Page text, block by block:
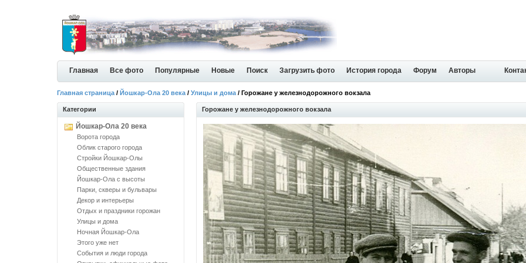
Главная Все фото Популярные Новые Поиск Загрузить фото История города Форум Авторы
Главная страница / Йошкар-Ола 20 века / Улицы и дома / Горожане у железнодорожного вокзала
Категории
Йошкар-Ола 20 века
Ворота города
Облик старого города
Стройки Йошкар-Олы
Общественные здания
Йошкар-Ола с высоты
Парки, скверы и бульвары
Декор и интерьеры
Отдых и праздники горожан
Улицы и дома
Ночная Йошкар-Ола
Этого уже нет
События и люди города
Горожане у железнодорожного вокзала